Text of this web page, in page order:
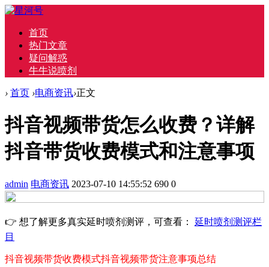
首页
热门文章
疑问解惑
牛牛说喷剂
› 首页 ›电商资讯›正文
抖音视频带货怎么收费？详解
抖音带货收费模式和注意事项
admin 电商资讯 2023-07-10 14:55:52 690 0
👉 想了解更多真实延时喷剂测评，可查看： 延时喷剂测评栏
目
抖音视频带货收费模式抖音视频带货注意事项总结